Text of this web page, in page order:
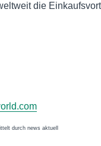
die
durch news aktuell